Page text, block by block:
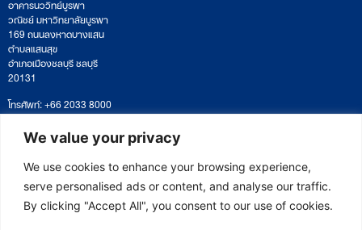
We value your privacy
We use cookies to enhance your browsing experience,
serve personalised ads or content, and analyse our traffic.
By clicking "Accept All", you consent to our use of cookies.
อาคารนววิทย์บูรพา
วณิชย์ มหาวิทยาลัยบูรพา
169 ถนนลงหาดบางแสน
ตำบลแสนสุข
อำเภอเมืองชลบุรี ชลบุรี
20131
โทรศัพท์: +66 2033 8000
เวลาทำการ: จันทร์ – ศุกร์
09:00 – 17:00 น.
ติดตามหนังสือหรือยื่นเอกสาร
saraban@eeco.or.th